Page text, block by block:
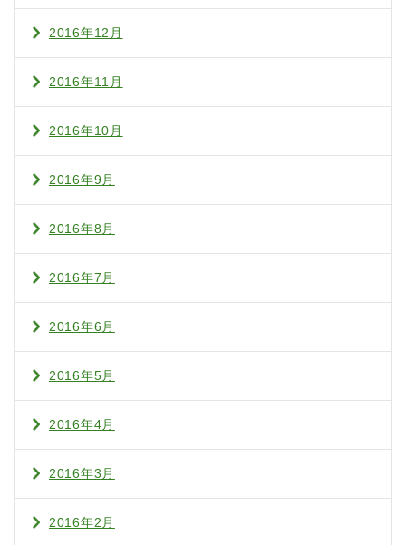
2016年12月
2016年11月
2016年10月
2016年9月
2016年8月
2016年7月
2016年6月
2016年5月
2016年4月
2016年3月
2016年2月